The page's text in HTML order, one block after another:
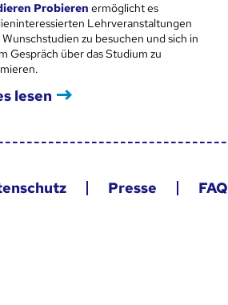
Probieren ermöglicht es
Lehrveranstaltungen
zu besuchen und sich in
Gespräch über das Studium zu
lesen
Presse FAQ